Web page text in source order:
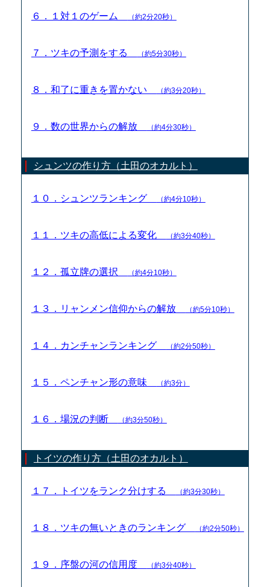
６．１対１のゲーム （約2分20秒）
７．ツキの予測をする （約5分30秒）
８．和了に重きを置かない （約3分20秒）
９．数の世界からの解放 （約4分30秒）
シュンツの作り方（土田のオカルト）
１０．シュンツランキング （約4分10秒）
１１．ツキの高低による変化 （約3分40秒）
１２．孤立牌の選択 （約4分10秒）
１３．リャンメン信仰からの解放 （約5分10秒）
１４．カンチャンランキング （約2分50秒）
１５．ペンチャン形の意味 （約3分）
１６．場況の判断 （約3分50秒）
トイツの作り方（土田のオカルト）
１７．トイツをランク分けする （約3分30秒）
１８．ツキの無いときのランキング （約2分50秒）
１９．序盤の河の信用度 （約3分40秒）